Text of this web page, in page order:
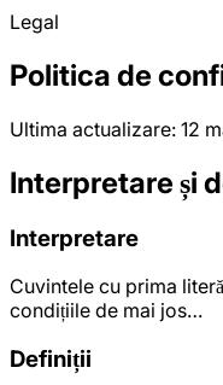
Legal
Politica de
Ultima actualizare: 12
Interpretare și
Interpretare
Cuvintele cu prima
condițiile de mai jos…
Definiții